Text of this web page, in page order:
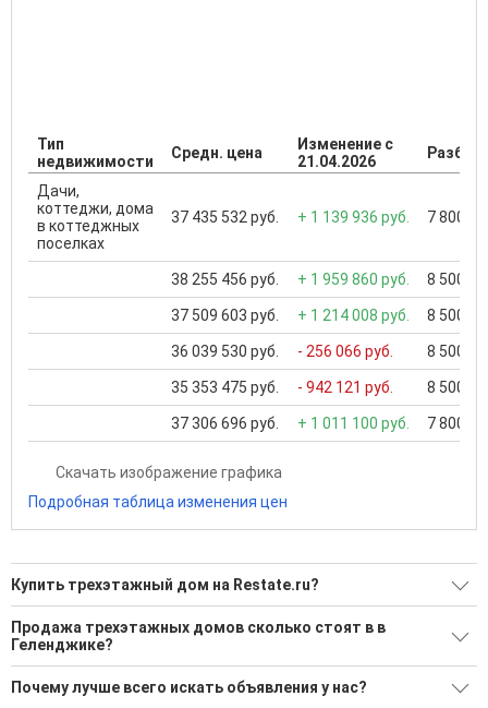
Тип
недвижимости
Средн. цена
Изменение с
21.04.2026
Дачи,
коттеджи, дома
в коттеджных
поселках
37 435 532 руб. + 1 139 936 руб. 7 800
38 255 456 руб. + 1 959 860 руб. 8 500
37 509 603 руб. + 1 214 008 руб. 8 500
36 039 530 руб. - 256 066 руб. 8 500
35 353 475 руб. - 942 121 руб. 8 500
37 306 696 руб. + 1 011 100 руб. 7 800
Скачать изображение графика
Подробная таблица изменения цен
Купить трехэтажный дом на Restate.ru?
15 актуальных и проверенных объявлений
Воспользуйтесь нашим поиском по новостройкам, для
Продажа трехэтажных домов сколько стоят в в
Геленджике?
Минимальная цена: 25 850 000 Р. Максимальная цена: 39
500 000 Р; Средняя: 31 390 000 Р
Почему лучше всего искать объявления у нас?